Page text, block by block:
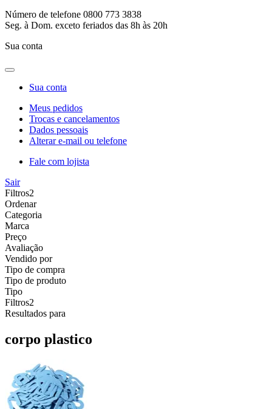
Número de telefone 0800 773 3838
Seg. à Dom. exceto feriados das 8h às 20h
Sua conta
Sua conta
Meus pedidos
Trocas e cancelamentos
Dados pessoais
Alterar e-mail ou telefone
Fale com lojista
Sair
Filtros2
Ordenar
Categoria
Marca
Preço
Avaliação
Vendido por
Tipo de compra
Tipo de produto
Tipo
Filtros2
Resultados para
corpo plastico